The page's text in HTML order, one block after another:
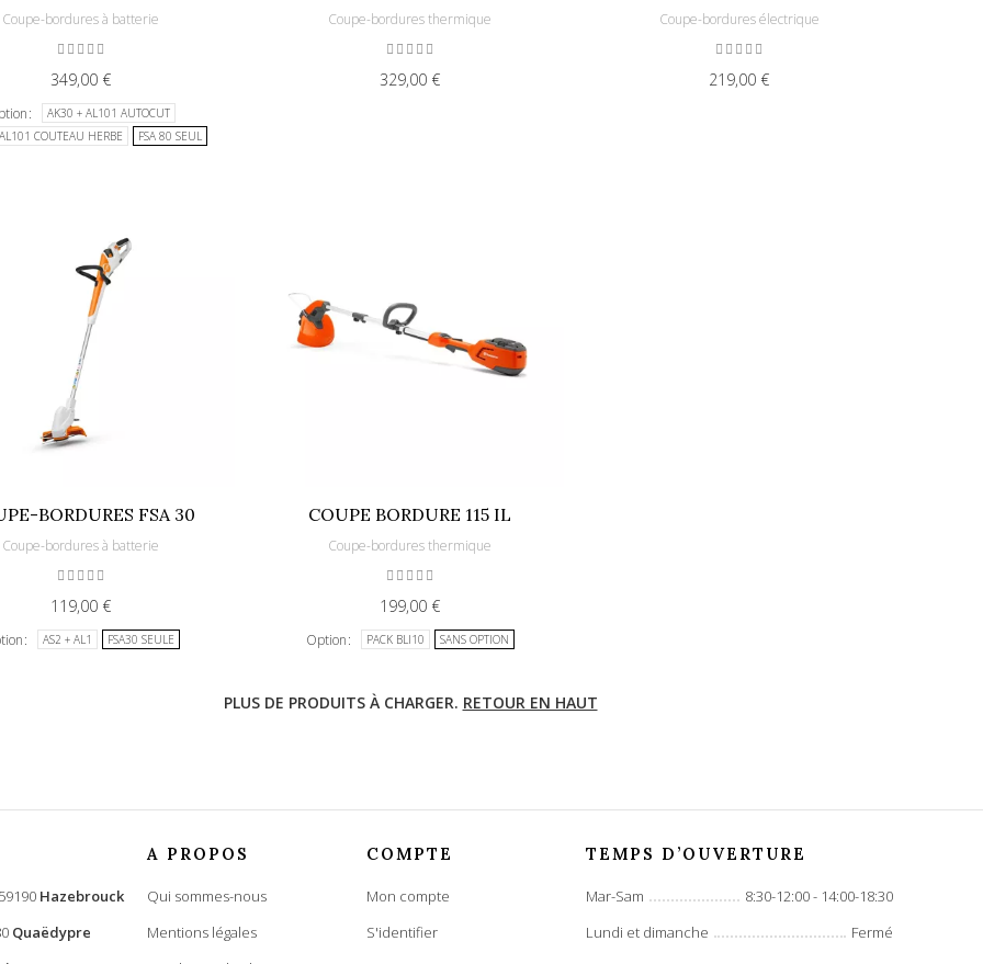
Coupe-bordures à batterie
349,00 €
AK30 + AL101 AUTOCUT
COUTEAU HERBE
FSA 80 SEUL
Coupe-bordures thermique
329,00 €
Coupe-bordures électrique
219,00 €
BORDURES FSA 30
Coupe-bordures à batterie
119,00 €
AS2 + AL1 FSA30 SEULE
COUPE BORDURE 115 IL
Coupe-bordures thermique
199,00 €
Option PACK BLI10 SANS OPTION
PLUS DE PRODUITS À CHARGER. RETOUR EN HAUT
Hazebrouck
Quaëdypre
A PROPOS
Qui sommes-nous
Mentions légales
COMPTE
Mon compte
S'identifier
TEMPS D’OUVERTURE
Mar-Sam
8:30-12:00 - 14:00-18:30
Lundi et dimanche
Fermé